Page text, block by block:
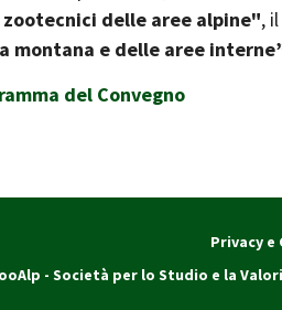
delle aree alpine", il
montana e delle aree
del Convegno
Privacy e
- Società per lo Studio e la